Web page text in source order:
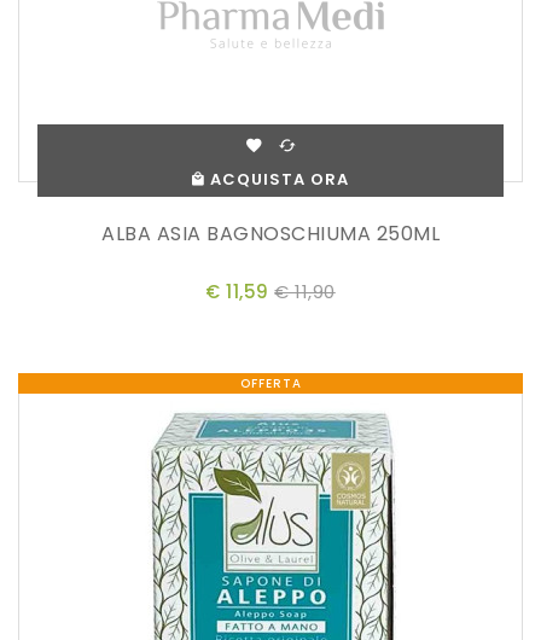
ACQUISTA ORA
ALBA ASIA BAGNOSCHIUMA 250ML
€ 11,59 € 11,90
OFFERTA